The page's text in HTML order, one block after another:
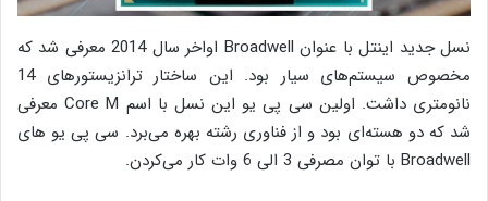
نسل جدید اینتل با عنوان Broadwell اواخر سال 2014 معرفی شد که
مخصوص سیستم‌های سیار بود. این ساختار ترانزیستور‌های 14
نانومتری داشت. اولین سی پی یو این نسل با اسم Core M معرفی
شد که دو هسته‌ای بود و از فناوری رشته بهره می‌برد. سی پی یو های
Broadwell با توان مصرفی 3 الی 6 وات کار می‌کردن.